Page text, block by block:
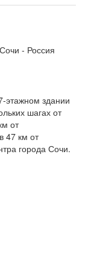
- Россия
этажном здании
шагах от
от
47 км от
города Сочи.